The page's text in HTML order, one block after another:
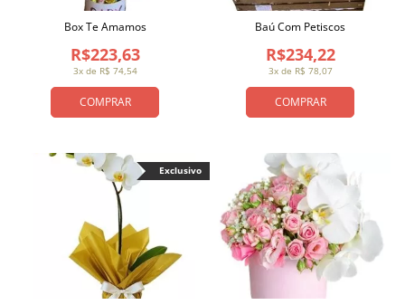
COMPRAR
3x de R$ 74,54
R$223,63
Box Te Amamos
COMPRAR
3x de R$ 78,07
R$234,22
Baú Com Petiscos
Exclusivo